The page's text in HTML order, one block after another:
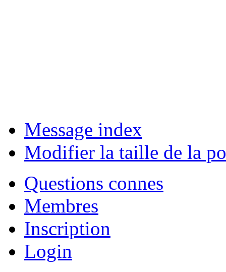
Message index
Modifier la taille de la
Questions connes
Membres
Inscription
Login